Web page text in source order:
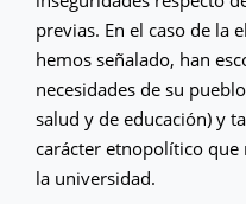
previas. En el caso de la
hemos señalado, han
necesidades de su
salud y de educación) y
carácter etnopolítico que
la universidad.